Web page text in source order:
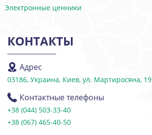
Электронные ценники
КОНТАКТЫ
Адрес
03186, Украина, Киев, ул. Мартиросяна, 19
Контактные телефоны
+38 (044) 503-33-40
+38 (067) 465-40-50